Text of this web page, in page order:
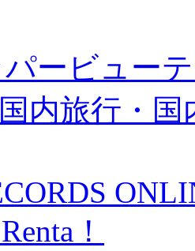
ービュー
国内旅行・
！